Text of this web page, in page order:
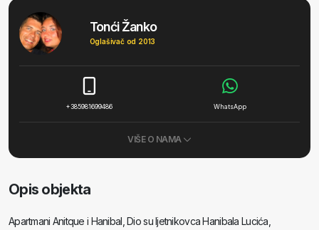
Tonći Žanko
Oglašivač od 2013
+385981699486 WhatsApp
VIŠE O NAMA
Opis objekta
Apartmani Anitque i Hanibal, Dio su ljetnikovca Hanibala Lucića,